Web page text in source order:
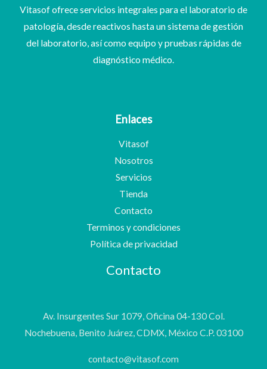
Vitasof ofrece servicios integrales para el laboratorio de
patología, desde reactivos hasta un sistema de gestión
del laboratorio, así como equipo y pruebas rápidas de
diagnóstico médico.
Enlaces
Vitasof
Nosotros
Servicios
Tienda
Contacto
Terminos y condiciones
Política de privacidad
Contacto
Av. Insurgentes Sur 1079, Oficina 04-130 Col.
Nochebuena, Benito Juárez, CDMX, México C.P. 03100
contacto@vitasof.com